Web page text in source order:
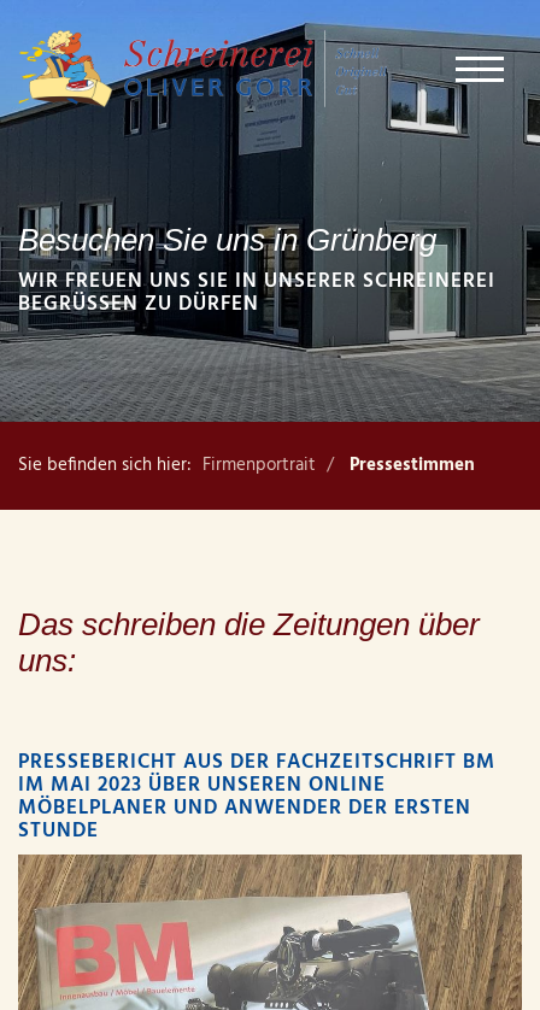
Besuchen Sie uns in Grünberg
WIR FREUEN UNS SIE IN UNSERER SCHREINEREI
BEGRÜSSEN ZU DÜRFEN
Sie befinden sich hier: Firmenportrait Pressestimmen
Das schreiben die Zeitungen über
uns:
PRESSEBERICHT AUS DER FACHZEITSCHRIFT BM
IM MAI 2023 ÜBER UNSEREN ONLINE
MÖBELPLANER UND ANWENDER DER ERSTEN
STUNDE